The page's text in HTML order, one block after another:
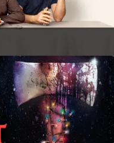
FILMTRAILER
NIGHT